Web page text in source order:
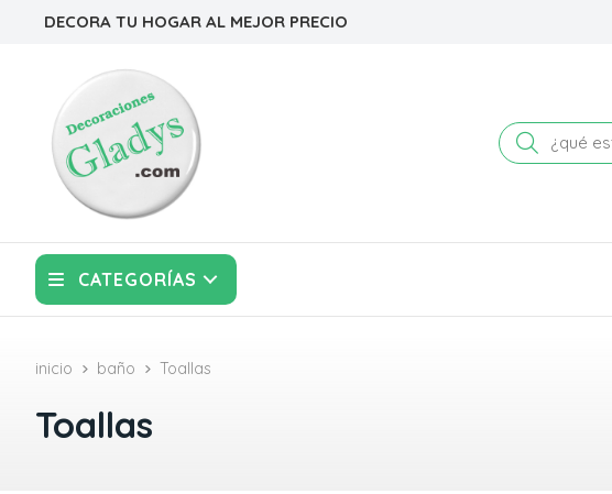
DECORA TU HOGAR AL MEJOR PRECIO
Buscar
CATEGORÍAS
inicio baño Toallas
Toallas